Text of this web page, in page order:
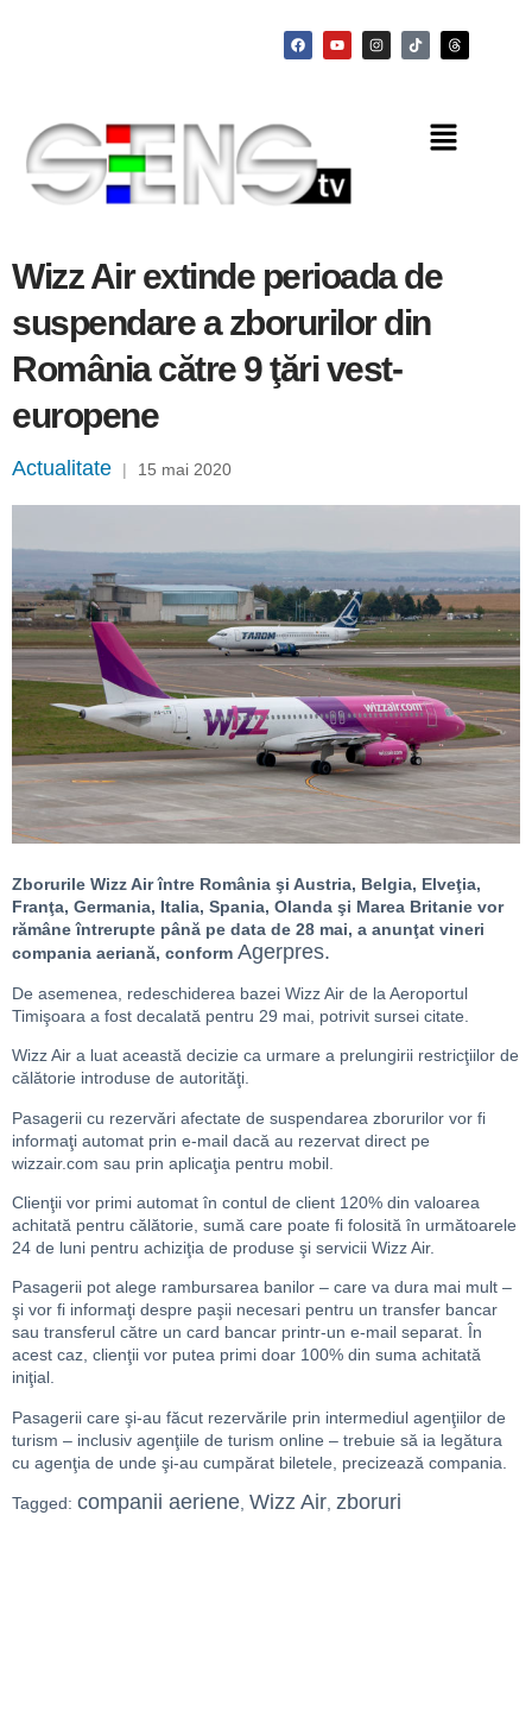
Wizz Air extinde perioada de
suspendare a zborurilor din
România către 9 ţări vest-
europene
Actualitate | 15 mai 2020
Zborurile Wizz Air între România şi Austria, Belgia, Elveţia,
Franţa, Germania, Italia, Spania, Olanda şi Marea Britanie vor
rămâne întrerupte până pe data de 28 mai, a anunţat vineri
compania aeriană, conform Agerpres.
De asemenea, redeschiderea bazei Wizz Air de la Aeroportul
Timişoara a fost decalată pentru 29 mai, potrivit sursei citate.
Wizz Air a luat această decizie ca urmare a prelungirii restricţiilor de
călătorie introduse de autorităţi.
Pasagerii cu rezervări afectate de suspendarea zborurilor vor fi
informaţi automat prin e-mail dacă au rezervat direct pe
wizzair.com sau prin aplicaţia pentru mobil.
Clienţii vor primi automat în contul de client 120% din valoarea
achitată pentru călătorie, sumă care poate fi folosită în următoarele
24 de luni pentru achiziţia de produse şi servicii Wizz Air.
Pasagerii pot alege rambursarea banilor – care va dura mai mult –
şi vor fi informaţi despre paşii necesari pentru un transfer bancar
sau transferul către un card bancar printr-un e-mail separat. În
acest caz, clienţii vor putea primi doar 100% din suma achitată
iniţial.
Pasagerii care şi-au făcut rezervările prin intermediul agenţiilor de
turism – inclusiv agenţiile de turism online – trebuie să ia legătura
cu agenţia de unde şi-au cumpărat biletele, precizează compania.
Tagged: companii aeriene Wizz Air zboruri